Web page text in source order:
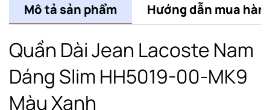
Mô tả sản phẩm Hướng dẫn mua
Quần Dài Jean Lacoste Nam
Dáng Slim HH5019-00-MK9
Màu Xanh